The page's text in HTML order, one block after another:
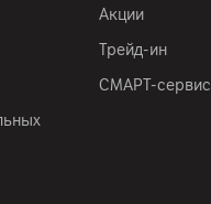
Акции
Трейд-ин
СМАРТ-сервис